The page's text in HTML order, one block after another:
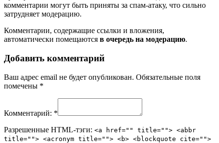
комментарии могут быть приняты за спам-атаку, что сильно
затрудняет модерацию.
Комментарии, содержащие ссылки и вложения,
автоматически помещаются в очередь на модерацию.
Добавить комментарий
Ваш адрес email не будет опубликован. Обязательные поля
помечены *
Комментарий: *
Разрешенные HTML-тэги: <a href="" title=""> <abbr
title=""> <acronym title=""> <b> <blockquote cite="">